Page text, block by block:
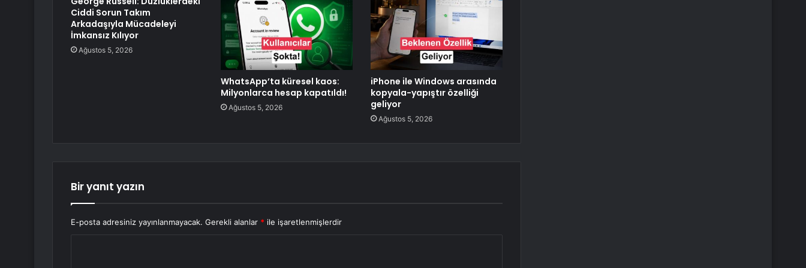
Ciddi Sorun Takım
Arkadaşıyla Mücadeleyi
İmkansız Kılıyor
Ağustos 5, 2026
WhatsApp’ta küresel kaos:
Milyonlarca hesap kapatıldı!
Ağustos 5, 2026
iPhone ile Windows arasında
kopyala-yapıştır özelliği
geliyor
Ağustos 5, 2026
Bir yanıt yazın
E-posta adresiniz yayınlanmayacak. Gerekli alanlar * ile işaretlenmişlerdir